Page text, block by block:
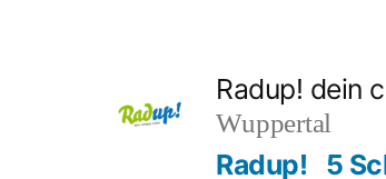
Radup! dein
Wuppertal
Radup! 5